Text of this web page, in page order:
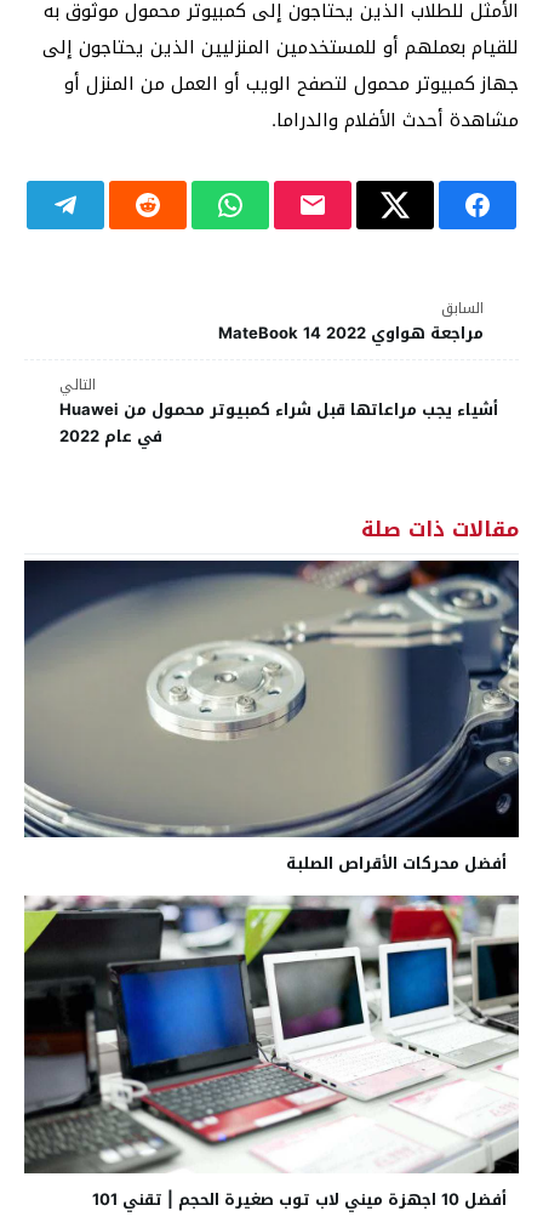
الأمثل للطلاب الذين يحتاجون إلى كمبيوتر محمول موثوق به
للقيام بعملهم أو للمستخدمين المنزليين الذين يحتاجون إلى
جهاز كمبيوتر محمول لتصفح الويب أو العمل من المنزل أو
مشاهدة أحدث الأفلام والدراما.
السابق
مراجعة هواوي MateBook 14 2022
التالي
أشياء يجب مراعاتها قبل شراء كمبيوتر محمول من Huawei
في عام 2022
مقالات ذات صلة
أفضل محركات الأقراص الصلبة
أفضل 10 اجهزة ميني لاب توب صغيرة الحجم | تقني 101